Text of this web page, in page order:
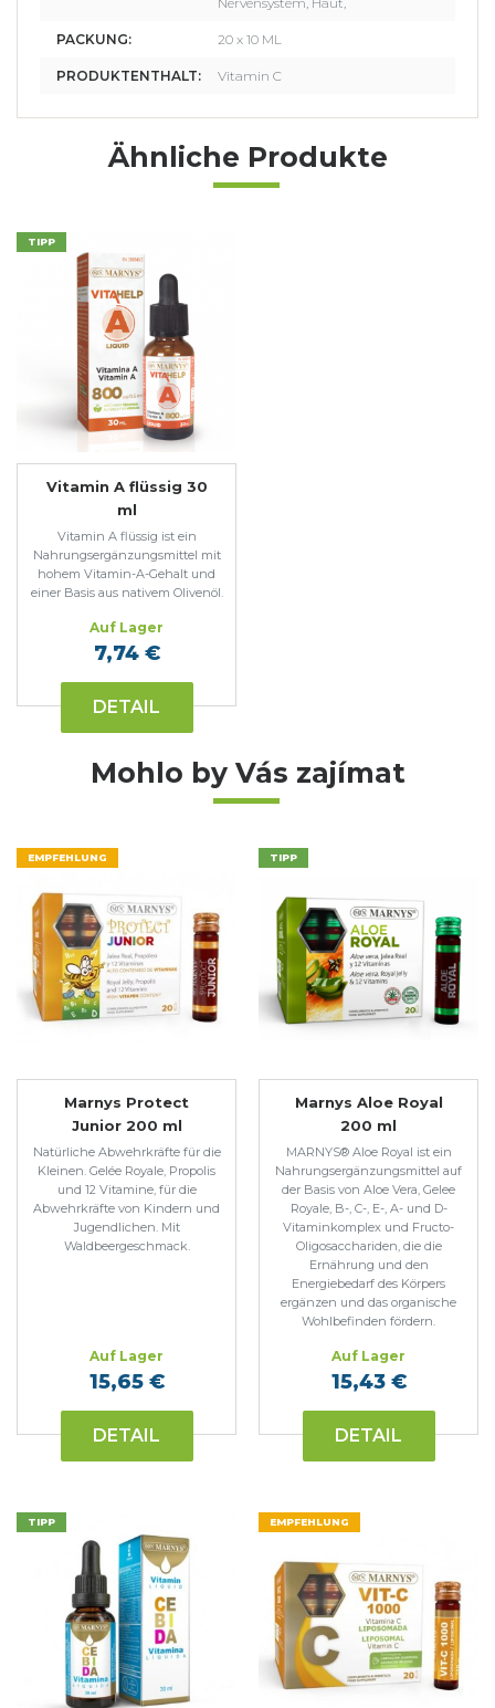
PACKUNG: 20 x 10 ML
PRODUKTENTHALT: Vitamin C
Ähnliche Produkte
TIPP
Vitamin A flüssig 30
ml
Vitamin A flüssig ist ein
Nahrungsergänzungsmittel mit
hohem Vitamin-A-Gehalt und
einer Basis aus nativem Olivenöl.
Auf Lager
7,74 €
DETAIL
Mohlo by Vás zajímat
EMPFEHLUNG
Marnys Protect
Junior 200 ml
Natürliche Abwehrkräfte für die
Kleinen. Gelée Royale, Propolis
und 12 Vitamine, für die
Abwehrkräfte von Kindern und
Jugendlichen. Mit
Waldbeergeschmack.
Auf Lager
15,65 €
DETAIL
TIPP
Marnys Aloe Royal
200 ml
MARNYS® Aloe Royal ist ein
Nahrungsergänzungsmittel auf
der Basis von Aloe Vera, Gelee
Royale, B-, C-, E-, A- und D-
Vitaminkomplex und Fructo-
Oligosacchariden, die die
Ernährung und den
Energiebedarf des Körpers
ergänzen und das organische
Wohlbefinden fördern.
Auf Lager
15,43 €
DETAIL
TIPP EMPFEHLUNG